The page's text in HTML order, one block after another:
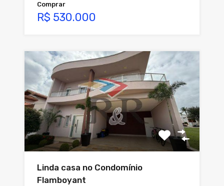
Comprar
R$ 530.000
Linda casa no Condomínio
Flamboyant